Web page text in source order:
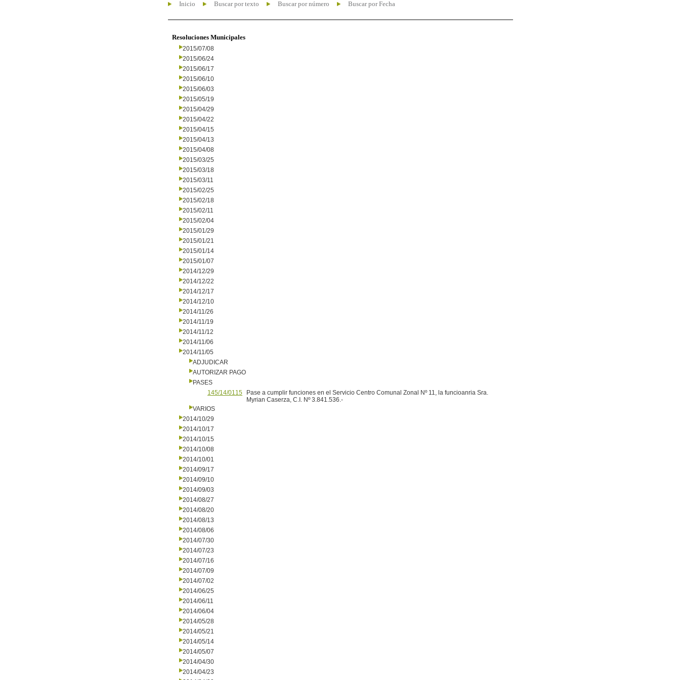
Inicio Buscar por texto Buscar por número Buscar por Fecha
Resoluciones Municipales
2015/07/08
2015/06/24
2015/06/17
2015/06/10
2015/06/03
2015/05/19
2015/04/29
2015/04/22
2015/04/15
2015/04/13
2015/04/08
2015/03/25
2015/03/18
2015/03/11
2015/02/25
2015/02/18
2015/02/11
2015/02/04
2015/01/29
2015/01/21
2015/01/14
2015/01/07
2014/12/29
2014/12/22
2014/12/17
2014/12/10
2014/11/26
2014/11/19
2014/11/12
2014/11/06
2014/11/05
ADJUDICAR
AUTORIZAR PAGO
PASES
145/14/0115
Pase a cumplir funciones en el Servicio Centro Comunal Zonal Nº 11, la funcioanria Sra.
Myrian Caserza, C.I. Nº 3.841.536.-
VARIOS
2014/10/29
2014/10/17
2014/10/15
2014/10/08
2014/10/01
2014/09/17
2014/09/10
2014/09/03
2014/08/27
2014/08/20
2014/08/13
2014/08/06
2014/07/30
2014/07/23
2014/07/16
2014/07/09
2014/07/02
2014/06/25
2014/06/11
2014/06/04
2014/05/28
2014/05/21
2014/05/14
2014/05/07
2014/04/30
2014/04/23